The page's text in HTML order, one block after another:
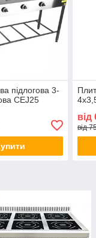
підлогова 3-
CEJ25
від
від